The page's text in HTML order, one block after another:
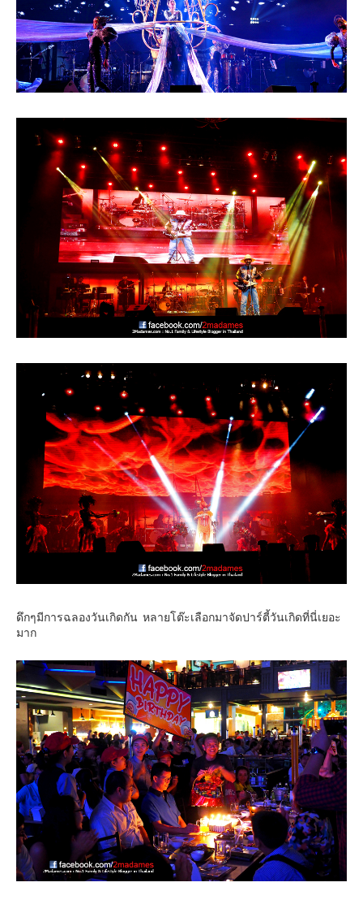
ดึกๆมีการฉลองวันเกิดกัน หลายโต๊ะเลือกมาจัดปาร์ตี้วันเกิดที่นี่เยอะ
มาก